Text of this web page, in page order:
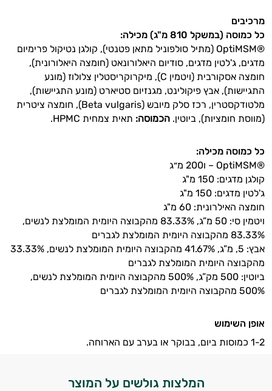
מרכיבים
כל כמוסה (במשקל 810 מ"ג) מכילה:
®OptiMSM (מתיל סולפוניל
מתאן פטנטי), קולגן נטיקול פרימיום
מדגים, ג'לטין מדגים, סודיום היאלורונאט (חומצה היאלורונית),
חומצה אסקורבית (ויטמין C), מיקרוקריסטלין צלולוז (מונע
התגיישות), אבץ פיקולינט, מגנזיום סטיארט (מונע התגיישות),
מלטודקסטרין, רכז סלק מיובש (Beta vulgaris), חומצה ציטרית
(מווסת חומציות), ביוטין. הכמוסה: תאית צמחית HPMC.
כל כמוסה מכילה:
®OptiMSM – ו200 מ״ג
קולגן מדגים: 150 מ"ג
ג'לטין מדגים: 150 מ"ג
חומצה האילרונית: 60 מ"ג
ויטמין סי: 50 מ”ג, 83.33% מהקבוצה היומית המומלצת לנשים,
83.33% מהקבוצה היומית המומלצת לגברים
אבץ: 5, מ”ג, 41.67% מהקבוצה היומית המומלצת לנשים, 33.33%
מהקבוצה היומית המומלצת לגברים
ביוטין: 500 מק”ג, 500% מהקבוצה היומית המומלצת לנשים,
500% מהקבוצה היומית המומלצת לגברים
אופן השימוש
1-2 כמוסות ביום, בבוקר או בערב עם הארוחה.
המלצות גולשים על המוצר